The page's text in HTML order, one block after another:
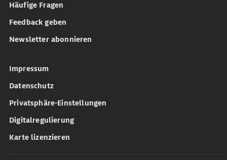
Häufige Fragen
Feedback geben
Newsletter abonnieren
Impressum
Datenschutz
Privatsphäre-Einstellungen
Digitalregulierung
Karte lizenzieren